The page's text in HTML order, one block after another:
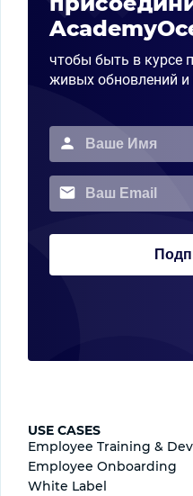
чтобы быть в курсе
живых обновлений и
USE CASES
Employee Training &
Employee Onboarding
White Label